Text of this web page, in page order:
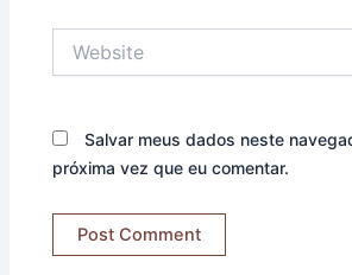
Salvar meus dados neste
próxima vez que eu comentar.